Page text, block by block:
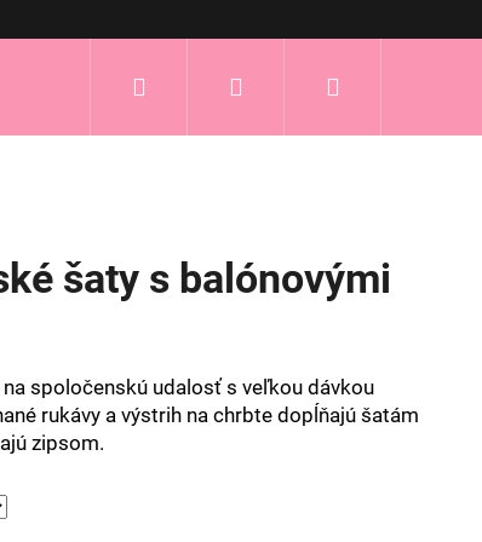
Prihlásenie
šaty s balónovými
spoločenskú udalosť s veľkou dávkou
rukávy a výstrih na chrbte dopĺňajú šatám
zipsom.